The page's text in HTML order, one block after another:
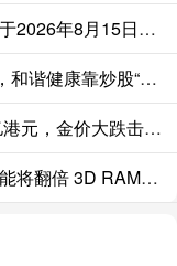
股票配资平台的好处 良信股份：公司将于2026年8月15日在深交所指定信息披露媒体披露《2026年半年度报告》
股票去杠杆 押中长鑫科技暴赚超400亿，和谐健康靠炒股“自救”？
合规的股票杠杆平台 市值蒸发超1300亿港元，金价大跌击碎了老铺黄金的“奢侈品叙事”？
股票杠杆配 内存涨不动了：国产龙头产能将翻倍 3D RAM成突破点